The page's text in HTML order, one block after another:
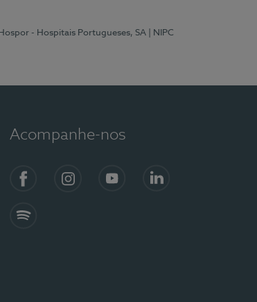
Hospor - Hospitais Portugueses, SA
| NIPC
Acompanhe-nos